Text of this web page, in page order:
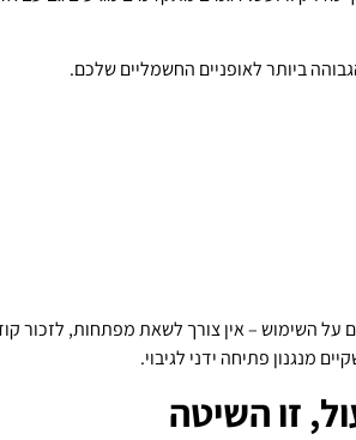
השימוש – אין צורך לשאת מפתחות, לזכור
מנגנון פתיחה ידני לגיבוי.
זו השיטה